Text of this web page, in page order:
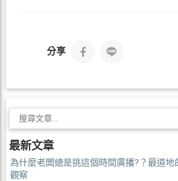
分享
最新文章
為什麼老闆總是挑這個時間廣播?？最道地
觀察